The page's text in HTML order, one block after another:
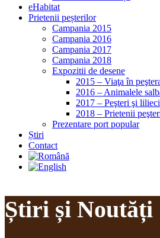
eHabitat
Prietenii peșterilor
Campania 2015
Campania 2016
Campania 2017
Campania 2018
Expozitii de desene
2015 – Viaţa în
2016 – Animalele
2017 – Peşteri şi lilieci
2018 – Prietenii
Prezentare port popular
Știri
Contact
Știri și Noutăți